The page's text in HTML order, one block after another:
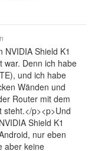
NVIDIA Shield K1
war. Denn ich habe
und ich habe
Wänden und
Router mit dem
steht.</p><p>Und
Shield K1
nur eben
aber keine